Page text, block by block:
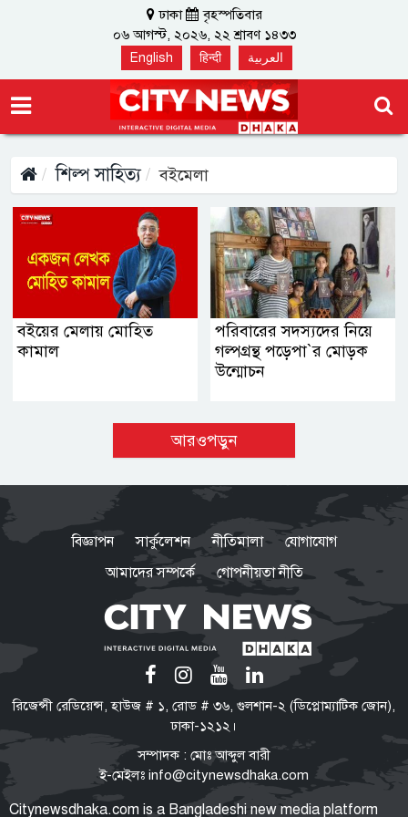
ঢাকা
বৃহস্পতিবার
০৬ আগস্ট, ২০২৬, ২২ শ্রাবণ ১৪৩৩
English हिन्दी العربية
শিল্প সাহিত্য বইমেলা
বইয়ের মেলায় মোহিত
কামাল
পরিবারের সদস্যদের নিয়ে
গল্পগ্রন্থ পড়েপা‍‍`র মোড়ক
উন্মোচন
আরওপড়ুন
বিজ্ঞাপন সার্কুলেশন নীতিমালা
যোগাযোগ
আমাদের সম্পর্কে
গোপনীয়তা নীতি
রিজেন্সী রেডিয়েন্স, হাউজ # ১, রোড # ৩৬, গুলশান-২ (ডিপ্লোম্যাটিক জোন),
ঢাকা-১২১২।
সম্পাদক : মোঃ আব্দুল বারী
ই-মেইলঃ info@citynewsdhaka.com
Citynewsdhaka.com is a Bangladeshi new media platform